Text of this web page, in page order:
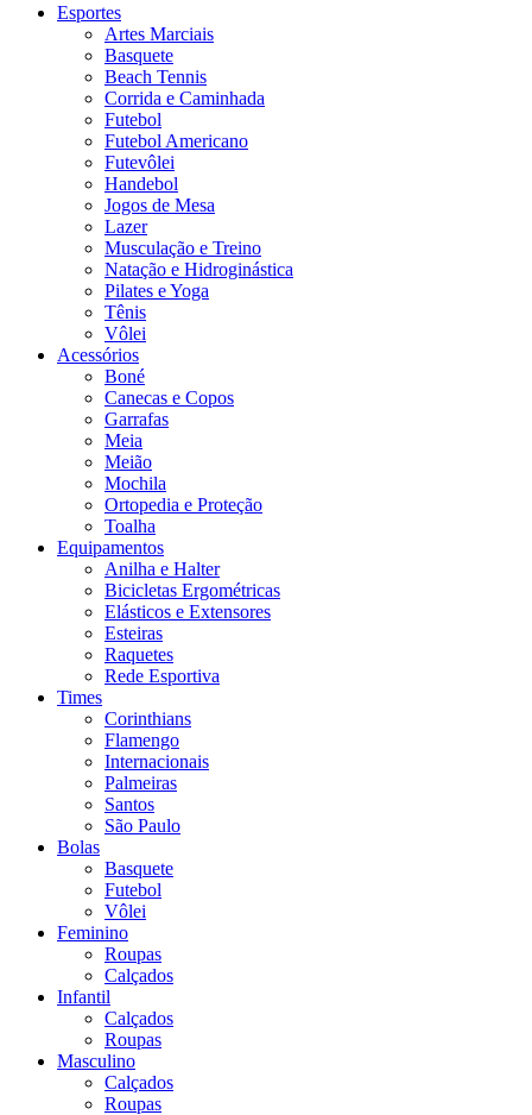
Esportes
Artes Marciais
Basquete
Beach Tennis
Corrida e Caminhada
Futebol
Futebol Americano
Futevôlei
Handebol
Jogos de Mesa
Lazer
Musculação e Treino
Natação e Hidroginástica
Pilates e Yoga
Tênis
Vôlei
Acessórios
Boné
Canecas e Copos
Garrafas
Meia
Meião
Mochila
Ortopedia e Proteção
Toalha
Equipamentos
Anilha e Halter
Bicicletas Ergométricas
Elásticos e Extensores
Esteiras
Raquetes
Rede Esportiva
Times
Corinthians
Flamengo
Internacionais
Palmeiras
Santos
São Paulo
Bolas
Basquete
Futebol
Vôlei
Feminino
Roupas
Calçados
Infantil
Calçados
Roupas
Masculino
Calçados
Roupas